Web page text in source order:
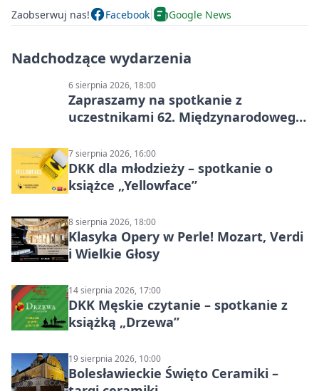
Zaobserwuj nas! Facebook Google News
Nadchodzące wydarzenia
6 sierpnia 2026, 18:00
Zapraszamy na spotkanie z
uczestnikami 62. Międzynarodowego
7 sierpnia 2026, 16:00
DKK dla młodzieży – spotkanie o
książce „Yellowface”
8 sierpnia 2026, 18:00
Klasyka Opery w Perle! Mozart, Verdi
i Wielkie Głosy
14 sierpnia 2026, 17:00
DKK Męskie czytanie – spotkanie z
książką „Drzewa”
19 sierpnia 2026, 10:00
Bolesławieckie Święto Ceramiki –